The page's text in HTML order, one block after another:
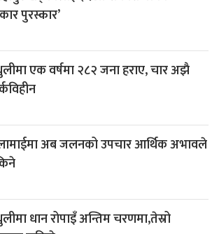
पुरस्कार’
एक वर्षमा २८२ जना हराए, चार अझै
अब जलनको उपचार आर्थिक अभावले
धान रोपाइँ अन्तिम चरणमा,तेस्रो